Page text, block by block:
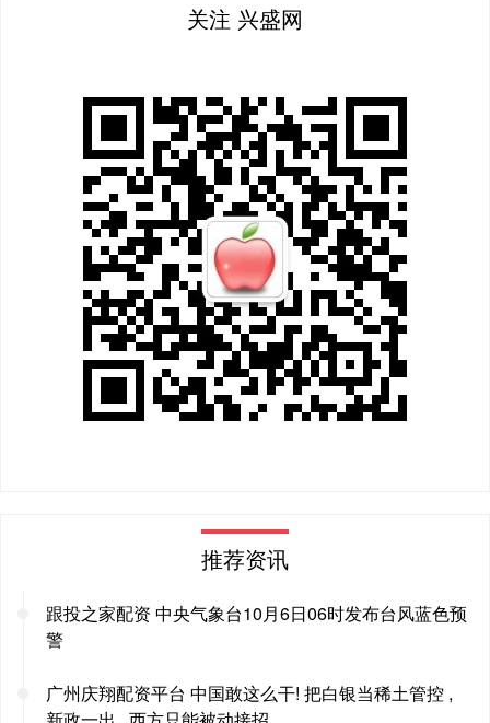
关注 兴盛网
推荐资讯
跟投之家配资 中央气象台10月6日06时发布台风蓝色预
警
广州庆翔配资平台 中国敢这么干! 把白银当稀土管控 ,